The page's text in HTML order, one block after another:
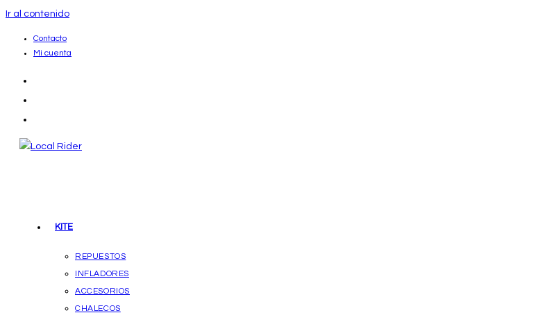
Ir al contenido
Contacto
Mi cuenta
KITE
REPUESTOS
INFLADORES
ACCESORIOS
CHALECOS